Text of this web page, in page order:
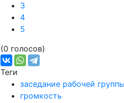
3
4
5
(0 голосов)
Теги
заседание рабочей группы
громкость